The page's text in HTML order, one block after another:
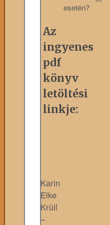
esetén?
Az
ingyenes
pdf
könyv
letöltési
linkje:
Karin
Elke
Krüll
–